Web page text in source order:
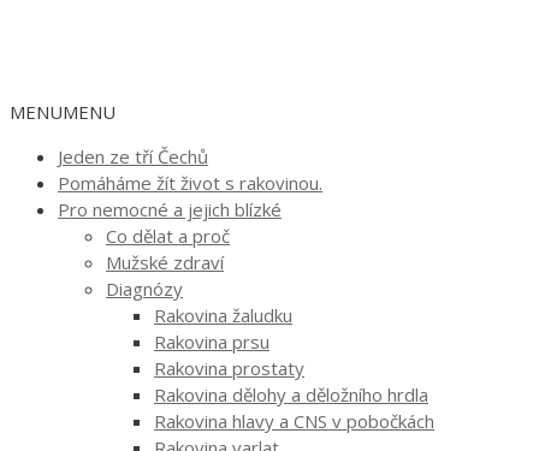
MENUMENU
Jeden ze tří Čechů
Pomáháme žít život s rakovinou.
Pro nemocné a jejich blízké
Co dělat a proč
Mužské zdraví
Diagnózy
Rakovina žaludku
Rakovina prsu
Rakovina prostaty
Rakovina dělohy a děložního hrdla
Rakovina hlavy a CNS v pobočkách